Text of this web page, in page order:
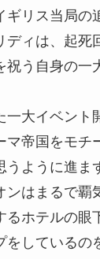
ギリス当局の
ディは、起死
祝う自身の一
大イベント
マ帝国をモチ
うように進ま
はまるで覇
ホテルの眼
をしているの